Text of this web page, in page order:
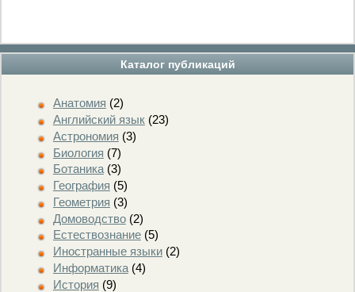
Каталог публикаций
Анатомия (2)
Английский язык(23)
Астрономия (3)
Биология (7)
Ботаника(3)
География (5)
Геометрия (3)
Домоводство(2)
Естествознание(5)
Иностранные языки(2)
Информатика(4)
История (9)